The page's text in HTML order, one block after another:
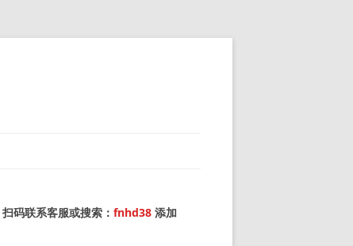
扫码联系客服或搜索： fnhd38 添加